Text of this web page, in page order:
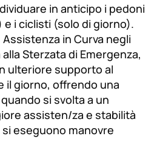
in anticipo i pedoni
i ciclisti (solo di giorno).
in Curva negli
Sterzata di Emergenza,
ulteriore supporto al
giorno, offrendo una
si svolta a un
assisten/za e stabilità
eseguono manovre